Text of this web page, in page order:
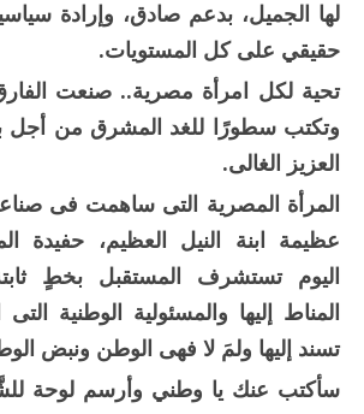
لها الجميل، بدعم صادق، وإرادة
حقيقي على كل المستويات.
تحية لكل امرأة مصرية.. صنعت
وتكتب سطورًا للغد المشرق من أجل
العزيز الغالى.
المرأة المصرية التى ساهمت فى
عظيمة ابنة النيل العظيم، حفيدة
اليوم تستشرف المستقبل بخطٍ
المناط إليها والمسئولية الوطنية التى
تسند إليها ولمَ لا فهى الوطن ونبض
سأكتب عنك يا وطني وأرسم لوحة